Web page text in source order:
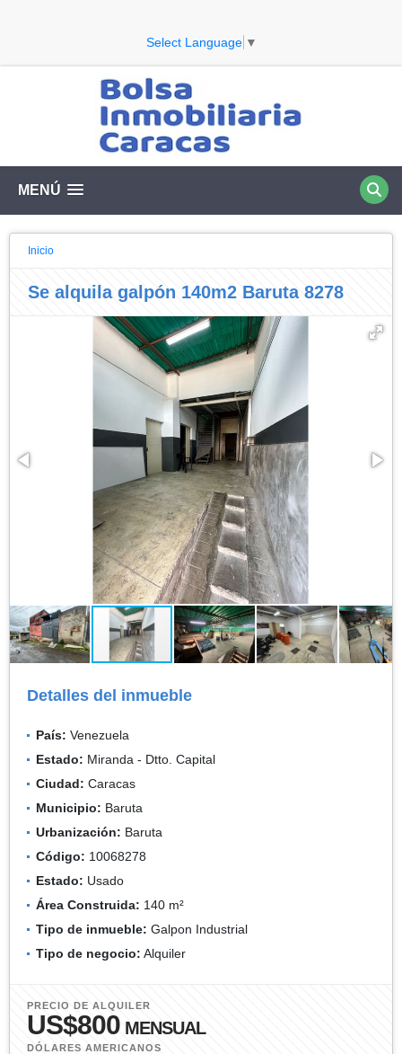
Select Language ▼
MENÚ
Inicio
Se alquila galpón 140m2 Baruta 8278
Detalles del inmueble
País: Venezuela
Estado: Miranda - Dtto. Capital
Ciudad: Caracas
Municipio: Baruta
Urbanización: Baruta
Código: 10068278
Estado: Usado
Área Construida: 140 m²
Tipo de inmueble: Galpon Industrial
Tipo de negocio: Alquiler
PRECIO DE ALQUILER
US$800 MENSUAL
DÓLARES AMERICANOS